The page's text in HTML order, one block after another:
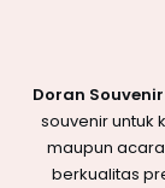
Doran Souvenir
souvenir untuk
maupun
berkualitas